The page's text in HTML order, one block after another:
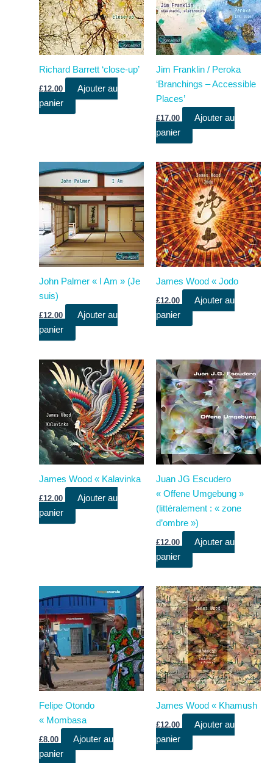
Richard Barrett ‘close-up’
£12.00
Ajouter au
panier
Jim Franklin / Peroka
‘Branchings – Accessible
Places’
£17.00
Ajouter au
panier
John Palmer « I Am » (Je
suis)
£12.00
Ajouter au
panier
James Wood « Jodo
£12.00
Ajouter au
panier
James Wood « Kalavinka
£12.00
Ajouter au
panier
Juan JG Escudero
« Offene Umgebung »
(littéralement : « zone
d’ombre »)
£12.00
Ajouter au
panier
Felipe Otondo
« Mombasa
£8.00
Ajouter au
panier
James Wood « Khamush
£12.00
Ajouter au
panier